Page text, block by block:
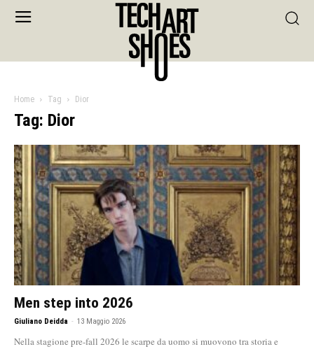
Home Tag Dior
Tag: Dior
Men step into 2026
Giuliano Deidda - 13 Maggio 2026
Nella stagione pre-fall 2026 le scarpe da uomo si muovono tra storia e